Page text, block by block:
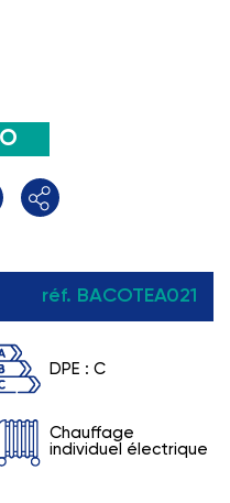
réf. BACOTEA021
DPE : C
Chauffage
individuel électrique